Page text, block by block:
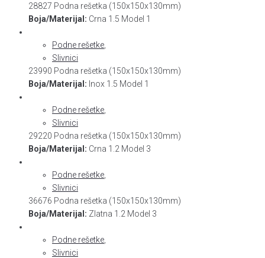
28827 Podna rešetka (150x150x130mm)
Boja/Materijal: Crna 1.5 Model 1
Podne rešetke
Slivnici
23990 Podna rešetka (150x150x130mm)
Boja/Materijal: Inox 1.5 Model 1
Podne rešetke
Slivnici
29220 Podna rešetka (150x150x130mm)
Boja/Materijal: Crna 1.2 Model 3
Podne rešetke
Slivnici
36676 Podna rešetka (150x150x130mm)
Boja/Materijal: Zlatna 1.2 Model 3
Podne rešetke
Slivnici